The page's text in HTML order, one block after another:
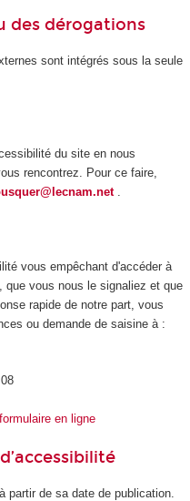
des dérogations
sont intégrés sous la seule
du site en nous
rencontrez. Pour ce faire,
.
vous empêchant d'accéder à
vous nous le signaliez et que
rapide de notre part, vous
ou demande de saisine à :
en ligne
partir de sa date de publication.